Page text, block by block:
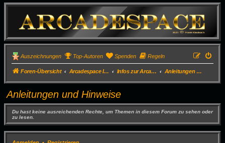
Auszeichnungen Top-Autoren Spenden Regeln
Foren-Übersicht Arcadespace Infos und News Infos zur Arcade Anleitungen und Hinweise
Anleitungen und Hinweise
Du hast keine ausreichenden Rechte, um Themen in diesem Forum zu sehen oder
zu lesen.